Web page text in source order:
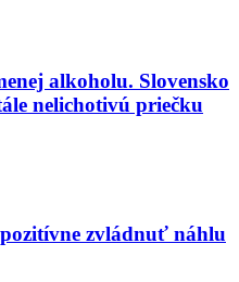
alkoholu. Slovensko
nelichotivú priečku
zvládnuť náhlu